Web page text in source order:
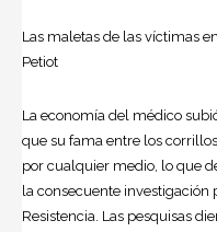
Las maletas de las víctimas
Petiot
La economía del médico
que su fama entre los
por cualquier medio, lo que
la consecuente
Resistencia. Las pesquisas